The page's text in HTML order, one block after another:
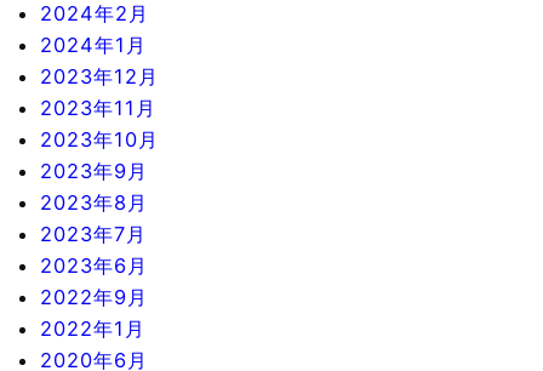
2024年2月
2024年1月
2023年12月
2023年11月
2023年10月
2023年9月
2023年8月
2023年7月
2023年6月
2022年9月
2022年1月
2020年6月